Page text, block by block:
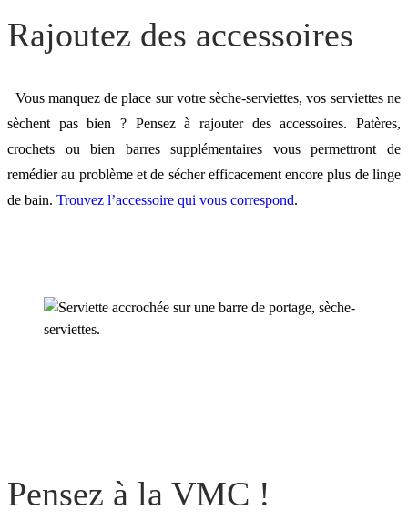
Rajoutez des accessoires
Vous manquez de place sur votre sèche-serviettes, vos serviettes ne
sèchent pas bien ? Pensez à rajouter des accessoires. Patères,
crochets ou bien barres supplémentaires vous permettront de
remédier au problème et de sécher efficacement encore plus de linge
de bain. Trouvez l’accessoire qui vous correspond.
Pensez à la VMC !